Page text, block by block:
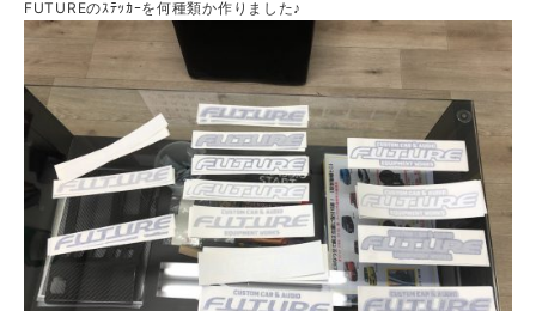
FUTUREのｽﾃｯｶｰを何種類か作りました♪